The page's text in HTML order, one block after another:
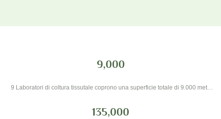
9,000
9 Laboratori di coltura tissutale coprono una superficie totale di 9.000 metri
135,000